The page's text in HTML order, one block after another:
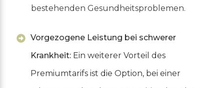
bestehenden Gesundheitsproblemen.
Vorgezogene Leistung bei schwerer
Krankheit: Ein weiterer Vorteil des
Premiumtarifs ist die Option, bei einer